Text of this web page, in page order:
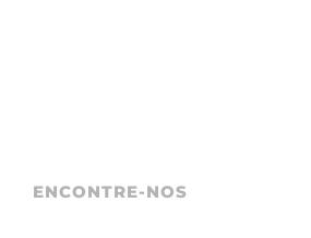
ENCONTRE-NOS